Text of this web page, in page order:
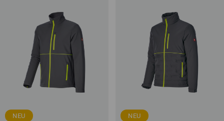
NEU NEU